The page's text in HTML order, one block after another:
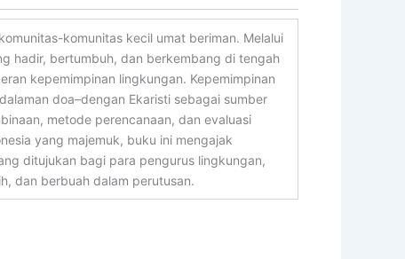
komunitas kecil umat beriman. Melalui
hadir, bertumbuh, dan berkembang di tengah
kepemimpinan lingkungan. Kepemimpinan
doa–dengan Ekaristi sebagai sumber
metode perencanaan, dan evaluasi
yang majemuk, buku ini mengajak
ditujukan bagi para pengurus lingkungan,
dan berbuah dalam perutusan.